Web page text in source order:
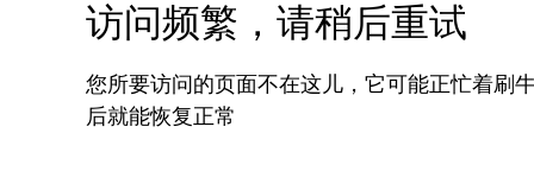
访问频繁，请稍后重试
您所要访问的页面不在这儿，它可能正忙着刷
后就能恢复正常